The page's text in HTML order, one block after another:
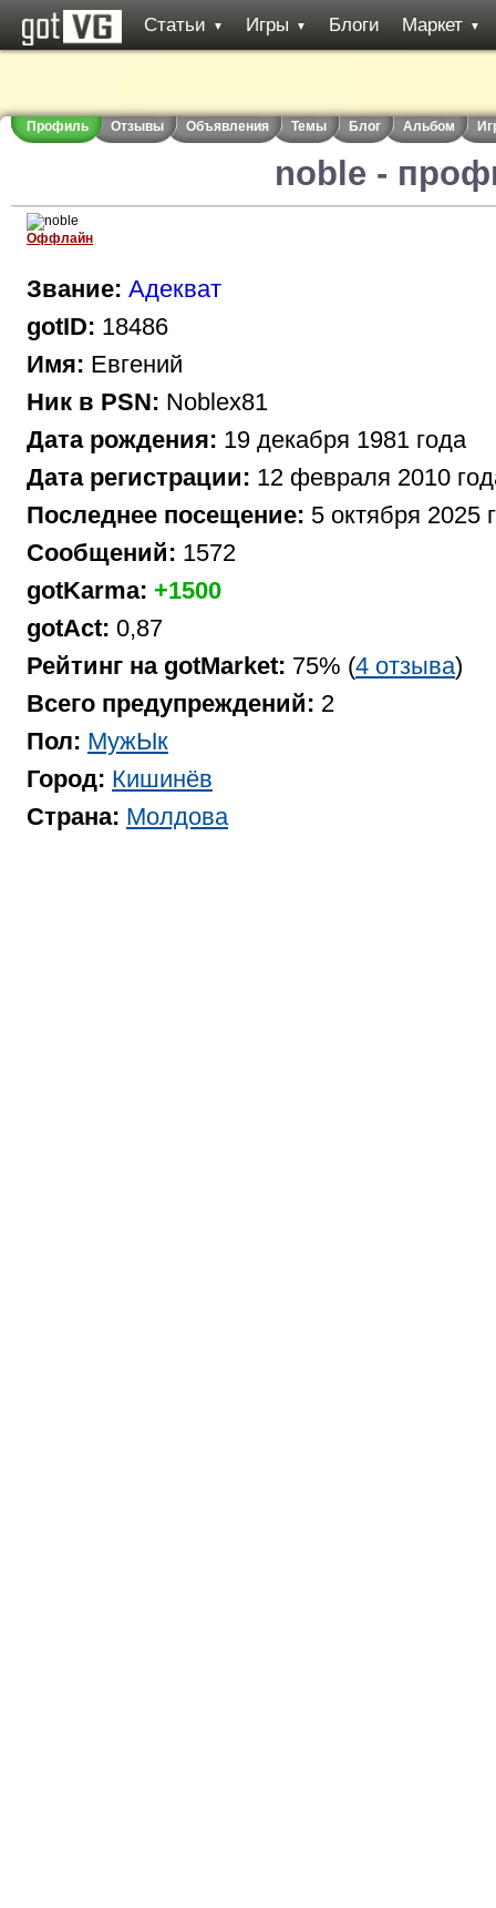
Статьи ▼ Игры ▼ Блоги Маркет ▼
Профиль Отзывы Объявления Темы Блог Альбом
noble -
Оффлайн
Звание: Адекват
gotID: 18486
Имя: Евгений
Ник в PSN: Noblex81
Дата рождения: 19 декабря 1981 года
Дата регистрации: 12 февраля 2010
Последнее посещение: 5 октября 2025
Сообщений: 1572
gotKarma: +1500
gotAct: 0,87
Рейтинг на gotMarket: 75% (4 отзыва)
Всего предупреждений: 2
Пол: МужЫк
Город: Кишинёв
Страна: Молдова